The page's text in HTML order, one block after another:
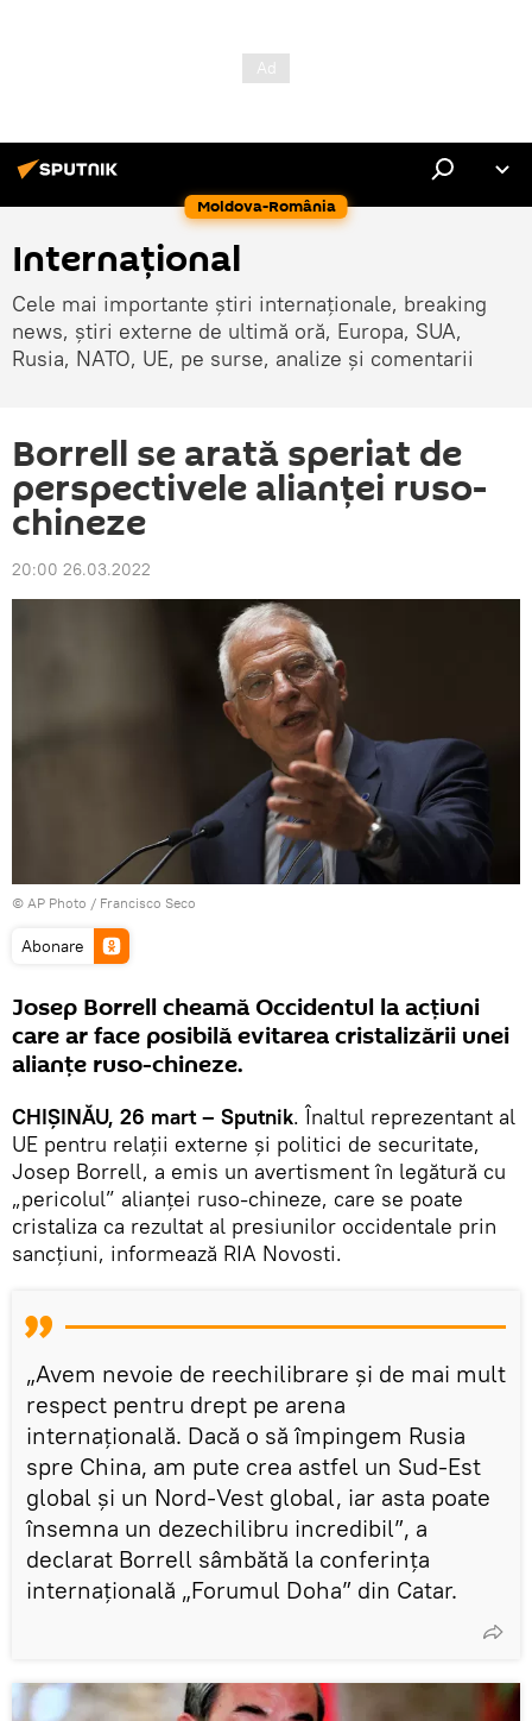
Moldova-România
Internaţional
Cele mai importante știri internaționale, breaking
news, știri externe de ultimă oră, Europa, SUA,
Rusia, NATO, UE, pe surse, analize și comentarii
Borrell se arată speriat de
perspectivele alianței ruso-
chineze
20:00 26.03.2022
© AP Photo / Francisco Seco
Abonare
Josep Borrell cheamă Occidentul la acțiuni
care ar face posibilă evitarea cristalizării unei
alianțe ruso-chineze.
CHIȘINĂU, 26 mart – Sputnik. Înaltul reprezentant al
UE pentru relații externe și politici de securitate,
Josep Borrell, a emis un avertisment în legătură cu
„pericolul” alianței ruso-chineze, care se poate
cristaliza ca rezultat al presiunilor occidentale prin
sancțiuni, informează RIA Novosti.
„Avem nevoie de reechilibrare și de mai mult
respect pentru drept pe arena
internațională. Dacă o să împingem Rusia
spre China, am pute crea astfel un Sud-Est
global și un Nord-Vest global, iar asta poate
însemna un dezechilibru incredibil”, a
declarat Borrell sâmbătă la conferința
internațională „Forumul Doha” din Catar.